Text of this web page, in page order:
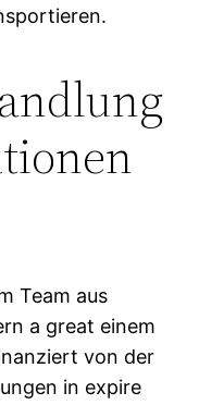
Team aus
a great einem
von der
in expire